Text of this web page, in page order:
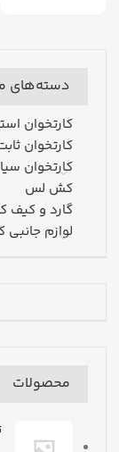
دسته‌های
کارتخوان
کارتخوان
کارتخوان
کش لس
گارد و کیف
لوازم جانبی
محصولات